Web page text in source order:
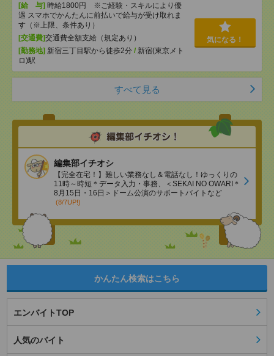
[給 与] 時給1800円 ※ご経験・スキルにより優
遇 スマホでかんたんに前払いで給与が受け取れま
す（※上限、条件あり）
[交通費]交通費全額支給（規定あり）
[勤務地] 新宿三丁目駅から徒歩2分 / 新宿(東京メト
ロ)駅
気になる！
すべて見る
編集部イチオシ
【完全在宅！】難しい業務なし＆電話なし！ゆっくりの
11時～時短＊データ入力・事務、＜SEKAI NO OWARI＊
8月15日・16日＞ドーム公演のサポートバイトなど
(8/7UP!)
かんたん検索はこちら
エンバイトTOP
人気のバイト